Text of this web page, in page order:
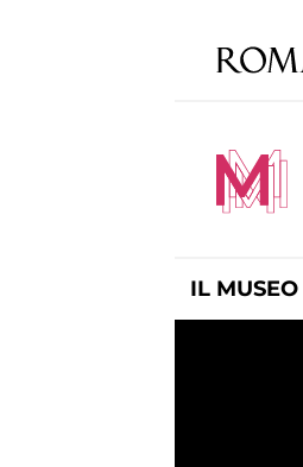
IL MUSEO